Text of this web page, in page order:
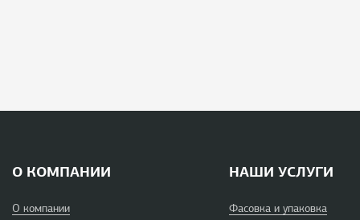
О КОМПАНИИ
О компании
НАШИ УСЛУГИ
Фасовка и упаковка